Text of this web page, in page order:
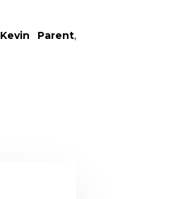
Kevin Parent,